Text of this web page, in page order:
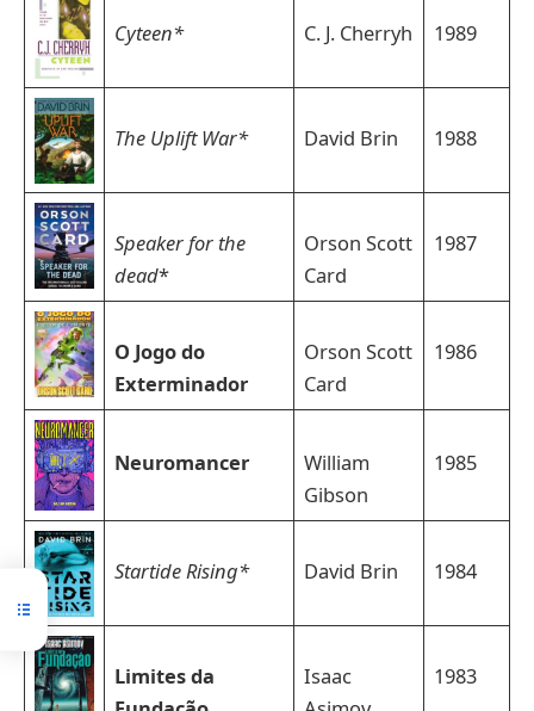
Cyteen* C. J. Cherryh 1989
The Uplift War* David Brin 1988
Speaker for the
dead*
Orson Scott
Card
1987
O Jogo do
Exterminador
Orson Scott
Card
1986
Neuromancer
William
Gibson
1985
Startide Rising* David Brin 1984
Limites da
Isaac
1983